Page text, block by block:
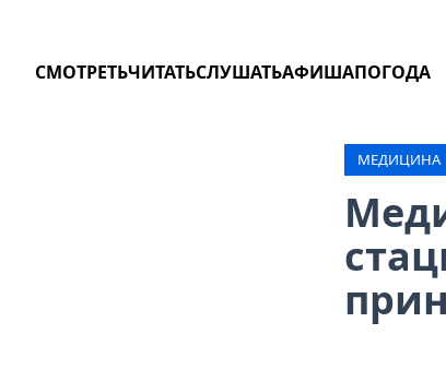
СМОТРЕТЬЧИТАТЬСЛУШАТЬАФИШАПОГОДА
МЕДИЦИНА